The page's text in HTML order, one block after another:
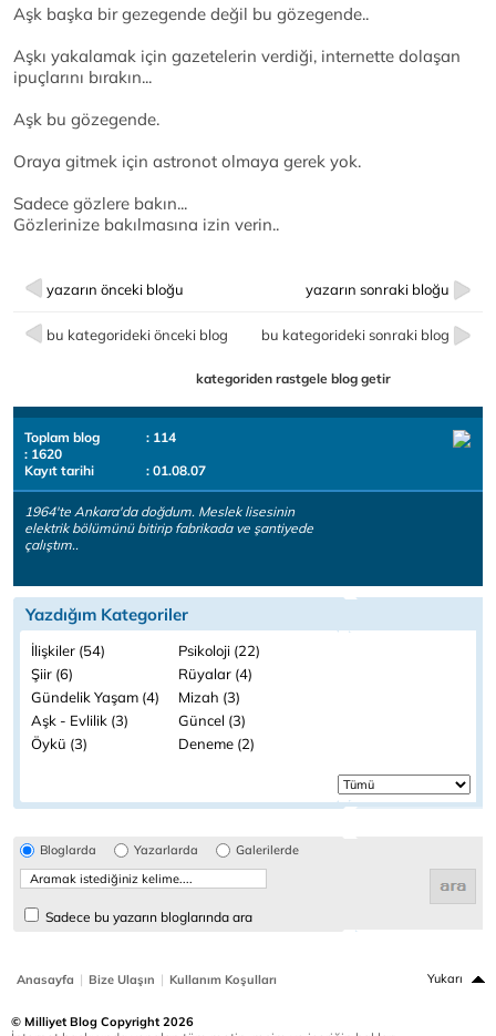
Aşk başka bir gezegende değil bu gözegende..
Aşkı yakalamak için gazetelerin verdiği, internette dolaşan
ipuçlarını bırakın...
Aşk bu gözegende.
Oraya gitmek için astronot olmaya gerek yok.
Sadece gözlere bakın...
Gözlerinize bakılmasına izin verin..
yazarın önceki bloğu yazarın sonraki bloğu
bu kategorideki önceki blog bu kategorideki sonraki blog
kategoriden rastgele blog getir
Toplam blog
: 114
: 1620
Kayıt tarihi
: 01.08.07
1964'te Ankara'da doğdum. Meslek lisesinin
elektrik bölümünü bitirip fabrikada ve şantiyede
çalıştım..
Yazdığım Kategoriler
İlişkiler (54)
Psikoloji (22)
Şiir (6)
Rüyalar (4)
Gündelik Yaşam (4)
Mizah (3)
Aşk - Evlilik (3)
Güncel (3)
Öykü (3)
Deneme (2)
Bloglarda Yazarlarda Galerilerde
Sadece bu yazarın bloglarında ara
Anasayfa | Bize Ulaşın | Kullanım Koşulları Yukarı
© Milliyet Blog Copyright 2026